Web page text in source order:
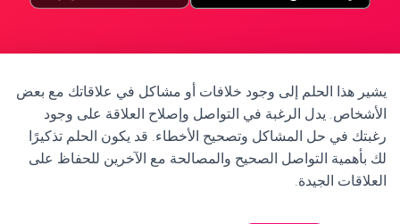
يشير هذا الحلم إلى وجود خلافات أو مشاكل في علاقاتك مع بعض
الأشخاص. يدل الرغبة في التواصل وإصلاح العلاقة على وجود
رغبتك في حل المشاكل وتصحيح الأخطاء. قد يكون الحلم تذكيرًا
لك بأهمية التواصل الصحيح والمصالحة مع الآخرين للحفاظ على
العلاقات الجيدة.